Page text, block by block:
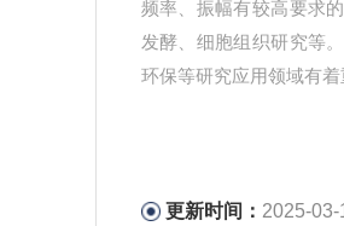
频率、振幅有较高要求
发酵、细胞组织研究等
环保等研究应用领域有着
更新时间： 2025-03-